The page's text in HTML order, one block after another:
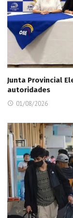
Junta Provincial
autoridades
01/08/2026